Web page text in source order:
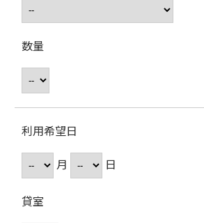
数量
利用希望日
月
日
貸室